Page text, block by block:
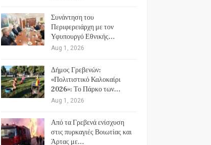
Συνάντηση του
Περιφερειάρχη με τον
Υφυπουργό Εθνικής…
Aug 1, 2026
Δήμος Γρεβενών:
«Πολιτιστικό Καλοκαίρι
2026»: Το Πάρκο των…
Aug 1, 2026
Από τα Γρεβενά ενίσχυση
στις πυρκαγιές Βοιωτίας και
Άρτας με…